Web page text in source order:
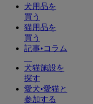
犬用品を
買う
猫用品を
買う
記事•コラム
犬猫施設を
探す
愛犬•愛猫と
参加する